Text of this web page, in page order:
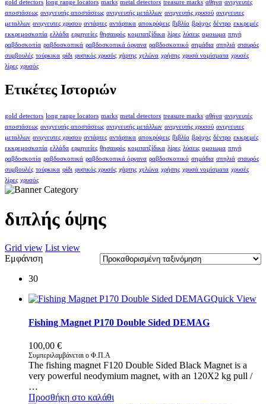
gold detectors long range locators marks metal detectors treasure marks αθήνα ανιχνευτές
αποστάσεως ανιχνευτής αποστάσεως ανιχνευτής μετάλλων ανιχνευτής χρυσού ανιχνευτες
μεταλλων ανιχνευτες χρυσου αντάρτες αντάρτικα αποκρύψεις βιβλίο βράχος δέντρο εκκρεμές
εκκρεμοσκοπία ελλάδα ερμηνείες θησαυρός κομιτατζίδικα λίρες λύσεις ομοιωμα πηγή
ραβδοσκοπία ραβδοσκοπικά ραβδοσκοπικά όργανα ραβδοσκοπικό σημάδια σπηλιά σταυρός
συμβουλές τούρκικα φίδι φυσικός χρυσός χάρτης χελώνα χρήσης χρυσά νομίσματα χρυσές
λίρες χρυσός
Ετικέτες Ιστοριών
gold detectors long range locators marks metal detectors treasure marks αθήνα ανιχνευτές
αποστάσεως ανιχνευτής αποστάσεως ανιχνευτής μετάλλων ανιχνευτής χρυσού ανιχνευτες
μεταλλων ανιχνευτες χρυσου αντάρτες αντάρτικα αποκρύψεις βιβλίο βράχος δέντρο εκκρεμές
εκκρεμοσκοπία ελλάδα ερμηνείες θησαυρός κομιτατζίδικα λίρες λύσεις ομοιωμα πηγή
ραβδοσκοπία ραβδοσκοπικά ραβδοσκοπικά όργανα ραβδοσκοπικό σημάδια σπηλιά σταυρός
συμβουλές τούρκικα φίδι φυσικός χρυσός χάρτης χελώνα χρήσης χρυσά νομίσματα χρυσές
λίρες χρυσός
διπλής όψης
Grid view List view
Εμφάνιση
30
Quick View
Fishing Magnet P170 Double Sided DEMAG
100,00 €
Συμπεριλαμβάνεται ο Φ.Π.Α
The fishing magnet F120 Double Sided Black Magnet is a
very powerful neodymium magnet, with an 120X2 kg pull /
…
Προσθήκη στο καλάθι